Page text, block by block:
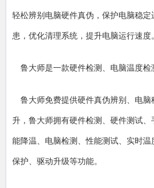
轻松辨别电脑硬件真伪，保护电脑稳
患，优化清理系统，提升电脑运行速度。
鲁大师是一款硬件检测、电脑温度检
鲁大师免费提供硬件真伪辨别、电
升，鲁大师拥有硬件检测、硬件测试
能降温、电脑检测、性能测试、实时
保护、驱动升级等功能。